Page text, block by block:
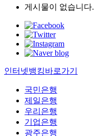
게시물이 없습니다.
인터넷뱅킹바로가기
국민은행
제일은행
우리은행
기업은행
광주은행